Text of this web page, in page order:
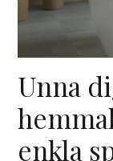
Unna
enkla